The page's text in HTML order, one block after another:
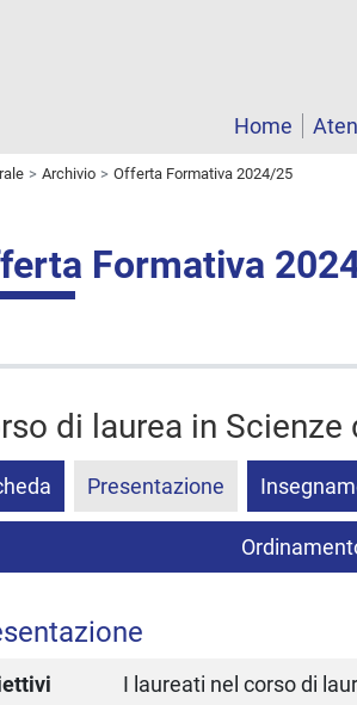
Home
Archivio Offerta Formativa 2024/25
Formativa
di laurea in
Presentazione
I laureati nel corso di